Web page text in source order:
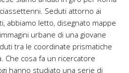
Seduti attorno ai
abbiamo letto, disegnato mappe
urbane di una giovane
tra le coordinate prismatiche
Che cosa fa un ricercatore
hanno studiato una serie di